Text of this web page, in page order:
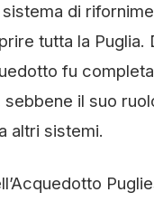
di
tutta la Puglia.
fu
sebbene il suo
altri sistemi.